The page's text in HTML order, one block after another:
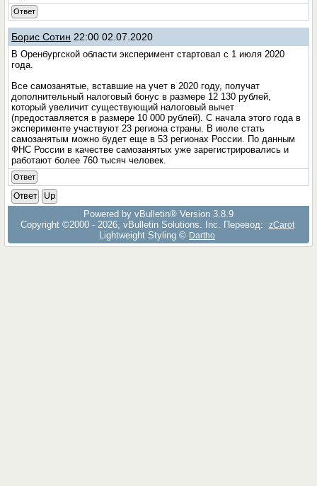
Ответ
Борис Сотин 22:00 02.07.2020
В Оренбургской области эксперимент стартовал с 1 июля 2020
года.
Все самозанятые, вставшие на учет в 2020 году, получат
дополнительный налоговый бонус в размере 12 130 рублей,
который увеличит существующий налоговый вычет
(предоставляется в размере 10 000 рублей). С начала этого года в
эксперименте участвуют 23 региона страны. В июле стать
самозанятым можно будет еще в 53 регионах России. По данным
ФНС России в качестве самозанятых уже зарегистрировались и
работают более 760 тысяч человек.
Ответ
Ответ
Up
Powered by vBulletin® Version 3.8.9
Copyright ©2000 - 2026, vBulletin Solutions, Inc. Перевод:
zCarot
Lightweight Styling © Dartho